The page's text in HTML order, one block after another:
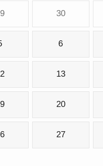
30
6
13
20
27